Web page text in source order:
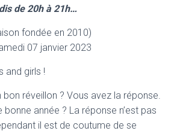
de 20h à 21h…
fondée en 2010)
07 janvier 2023
and girls !
réveillon ? Vous avez la réponse.
année ? La réponse n’est pas
il est de coutume de se